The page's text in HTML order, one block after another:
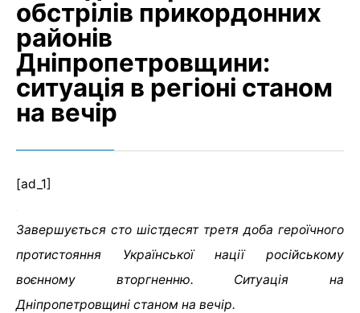
обстрілів прикордонних
районів
Дніпропетровщини:
ситуація в регіоні станом
на вечір
[ad_1]
Завершується сто шістдесят третя доба героїчного
протистояння Української нації російському
воєнному вторгненню. Ситуація на
Дніпропетровщині станом на вечір.